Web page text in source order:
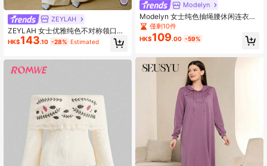
ZEYLAH
ZEYLAH 女士优雅纯色不对称领口贴
身上衣
HK$143.10 -28% Estimated
Modelyn
Modelyn 女士纯色抽绳腰休闲连衣
裙，优雅晚会礼服长款晚礼服
僅剩10件
HK$109.00 -59%